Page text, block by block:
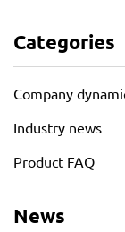
Categories
Company
Industry news
Product FAQ
News